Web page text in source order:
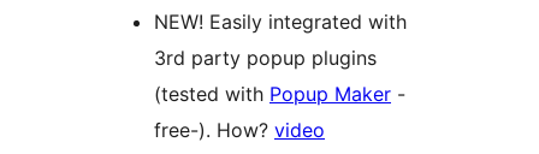
NEW! Easily integrated with
3rd party popup plugins
(tested with Popup Maker -
free-). How? video